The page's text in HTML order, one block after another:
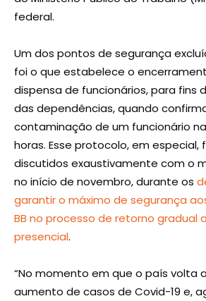
federal.
Um dos pontos de segurança
foi o que estabelece o
dispensa de funcionários, para fins
das dependências, quando
contaminação de um funcionário
horas. Esse protocolo, em especial,
discutidos exaustivamente com o
no início de novembro, durante os
garantir o máximo de segurança
BB no processo de retorno gradual
presencial.
“No momento em que o país volta
aumento de casos de Covid-19 e,